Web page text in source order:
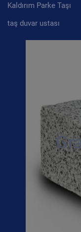
Kaldırım Parke Taşı
taş duvar ustası